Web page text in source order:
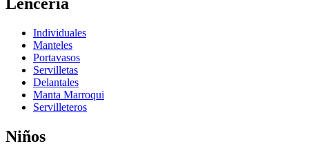
Lenceria
Individuales
Manteles
Portavasos
Servilletas
Delantales
Manta Marroqui
Servilleteros
Niños